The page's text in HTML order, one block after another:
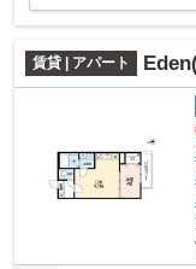
賃貸 | アパート